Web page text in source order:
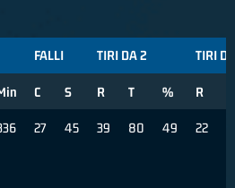
FALLI TIRI DA 2 TIRI
C S R T % R
27 45 39 80 49 22